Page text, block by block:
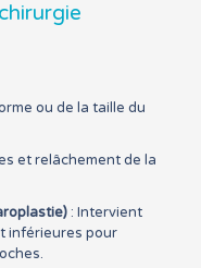
ou de la taille du
et relâchement de la
: Intervient
inférieures pour